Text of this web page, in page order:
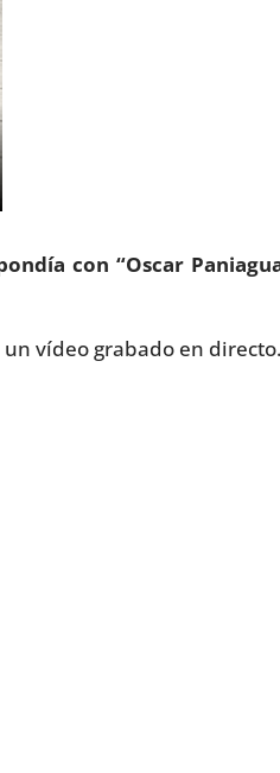
con “Oscar
un vídeo grabado en directo.